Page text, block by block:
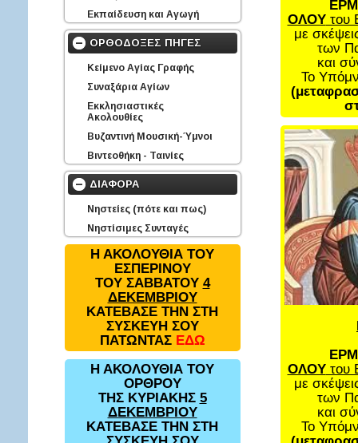
Εκπαίδευση και Αγωγή
ΟΡΘΟΔΟΞΕΣ ΠΗΓΕΣ
Κείμενο Αγίας Γραφής
Συναξάρια Αγίων
Εκκλησιαστικές
Ακολουθίες
Βυζαντινή Μουσική-Ύμνοι
Βιντεοθήκη - Ταινίες
ΔΙΑΦΟΡΑ
Νηστείες (πότε και πως)
Νηστίσιμες Συνταγές
Η ΑΚΟΛΟΥΘΙΑ ΤΟΥ
ΕΣΠΕΡΙΝΟΥ
ΤΟΥ ΣΑΒΒΑΤΟΥ 4
ΔΕΚΕΜΒΡΙΟΥ
ΚΑΤΕΒΑΣΕ ΤΗΝ ΣΤΗ
ΣΥΣΚΕΥΗ ΣΟΥ
ΠΑΤΩΝΤΑΣ ΕΔΩ
Η ΑΚΟΛΟΥΘΙΑ ΤΟΥ
ΟΡΘΡΟΥ
ΤΗΣ ΚΥΡΙΑΚΗΣ 5
ΔΕΚΕΜΒΡΙΟΥ
ΚΑΤΕΒΑΣΕ ΤΗΝ ΣΤΗ
ΟΛΟΥτου
με
των
και
Το
ΟΛΟΥτου
με
των
και
Το